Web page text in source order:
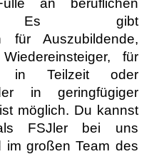
an beruflichen
Es gibt
für Auszubildende,
für
in Teilzeit oder
in geringfügiger
möglich. Du kannst
FSJler bei uns
im großen Team des